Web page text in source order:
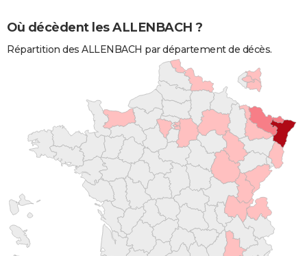
Où décèdent les ALLENBACH ?
Répartition des ALLENBACH par département de décès.